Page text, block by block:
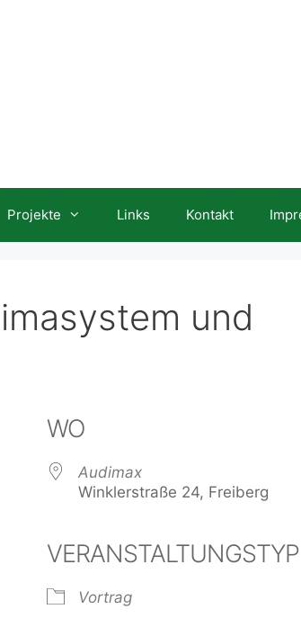
Projekte Links Kontakt
und
WO
Audimax
Winklerstraße 24, Freiberg
VERANSTALTUNGSTYP
Vortrag